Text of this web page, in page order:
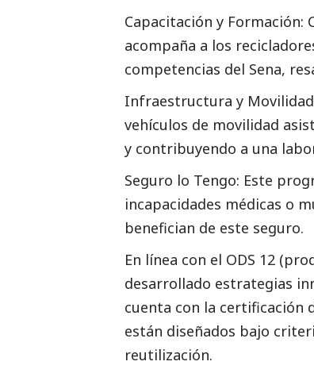
Capacitación y Formación:
acompaña a los
competencias del Sena,
Infraestructura y
vehículos de movilidad
y contribuyendo a una
Seguro lo Tengo: Este
incapacidades médicas o
benefician de este seguro.
En línea con el ODS 12
desarrollado estrategias
cuenta con la certificación
están diseñados bajo
reutilización.